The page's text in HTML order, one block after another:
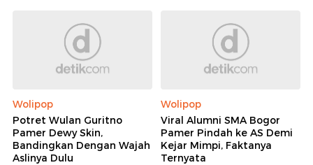
Wolipop
Potret Wulan Guritno
Pamer Dewy Skin,
Bandingkan Dengan Wajah
Aslinya Dulu
Wolipop
Viral Alumni SMA Bogor
Pamer Pindah ke AS Demi
Kejar Mimpi, Faktanya
Ternyata